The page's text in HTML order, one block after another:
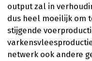
output zal in
dus heel moeilijk om
stijgende
netwerk ook andere